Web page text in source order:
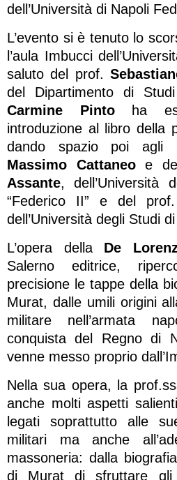
dell’Università di Napoli
L’evento si è tenuto lo
l’aula Imbucci
saluto del prof.
del Dipartimento di
Carmine Pintoha
introduzione al libro della
dando spazio poi agli
Massimo Cattaneoe
Assante, dell’Università
“Federico II” e del prof.
dell’Università degli Studi
L’opera della De
Salerno editrice,
precisione le tappe della
Murat, dalle umili origini
militare nell’armata
conquista del Regno di
venne messo proprio
Nella sua opera, la
anche molti aspetti
legati soprattutto alle
militari ma anche
massoneria: dalla
di Murat di sfruttare gli